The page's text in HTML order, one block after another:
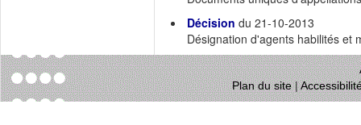
Décision du 21-10-2013
Désignation d'agents habilités et
Plan du site|